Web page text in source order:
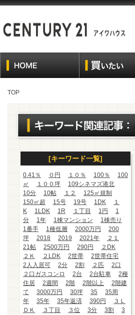
TOP
[キーワード一覧]
0.41％ ０円 １０％ 100％
100
㎡
１００坪
109シネマズ港北
10分
10帖 １２
125㎡規制
150㎡超
15号 19号 1DK
１
K
1LDK 1R １丁目 1円
1
分
1年 1棟マンション
1棟売り
1番手
1種低層 2000万円
200
坪
2018 2019 2021年
２１
21帖
2500万円 290円
２DK
２Ｋ
２LDK 2世帯
2世帯住宅
2人入居可
2分 2割 ２匹
2口
２口ガスコンロ
2台 2台駐車
2種
住居
2週間 2階 2階以上
2階建
て
3000万円 30坪 35
35周
年
35年 35年返済 390円
３Ｌ
ＤＫ
３丁目 ３位 3分 3割
3